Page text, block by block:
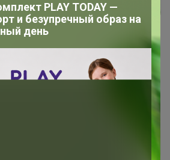
PLAY TODAY —
и безупречный образ на
день